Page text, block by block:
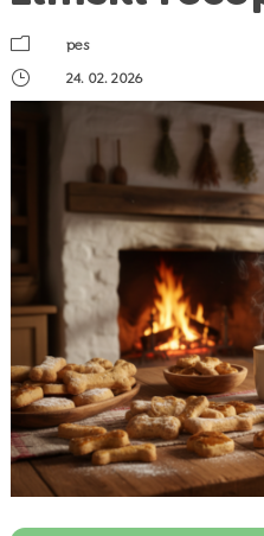
m
pes
}
24. 02. 2026